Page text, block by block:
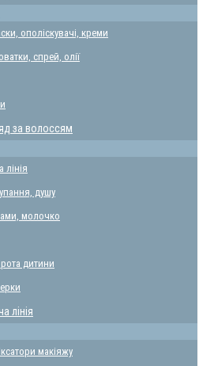
ополіскувачі, креми
спрей, олії
за волоссям
лінія
душу
молочко
рота дитини
лінія
макіяжу